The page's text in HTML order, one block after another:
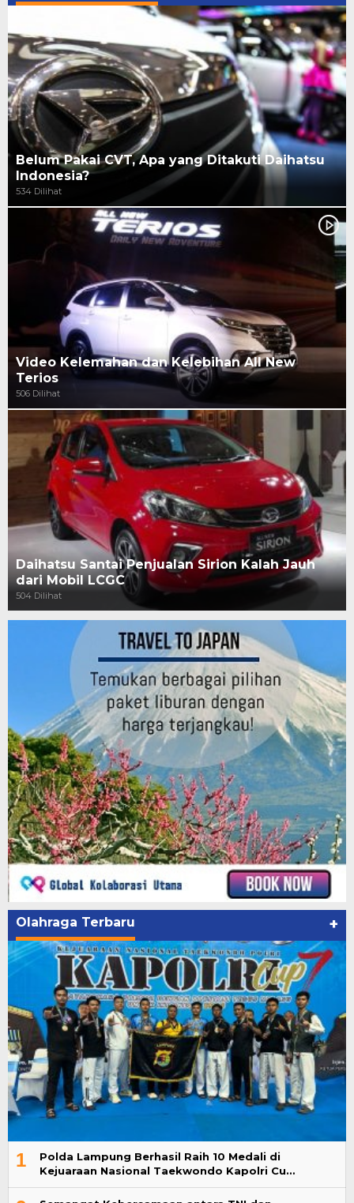
Belum Pakai CVT, Apa yang Ditakuti Daihatsu
Indonesia?
534 Dilihat
Video Kelemahan dan Kelebihan All New
Terios
506 Dilihat
Daihatsu Santai Penjualan Sirion Kalah Jauh
dari Mobil LCGC
504 Dilihat
Olahraga Terbaru +
1
Polda Lampung Berhasil Raih 10 Medali di
Kejuaraan Nasional Taekwondo Kapolri Cu…